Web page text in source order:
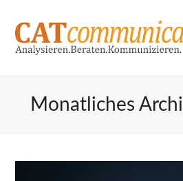
Monatliches